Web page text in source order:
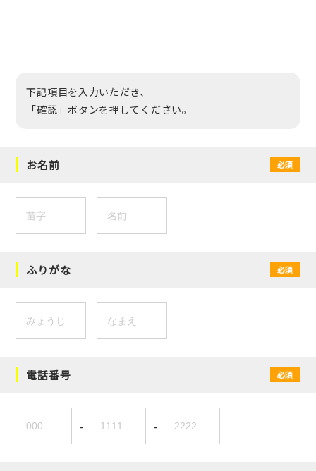
下記項目を入力いただき、
「確認」ボタンを押してください。
お名前 必須
ふりがな 必須
電話番号 必須
- -